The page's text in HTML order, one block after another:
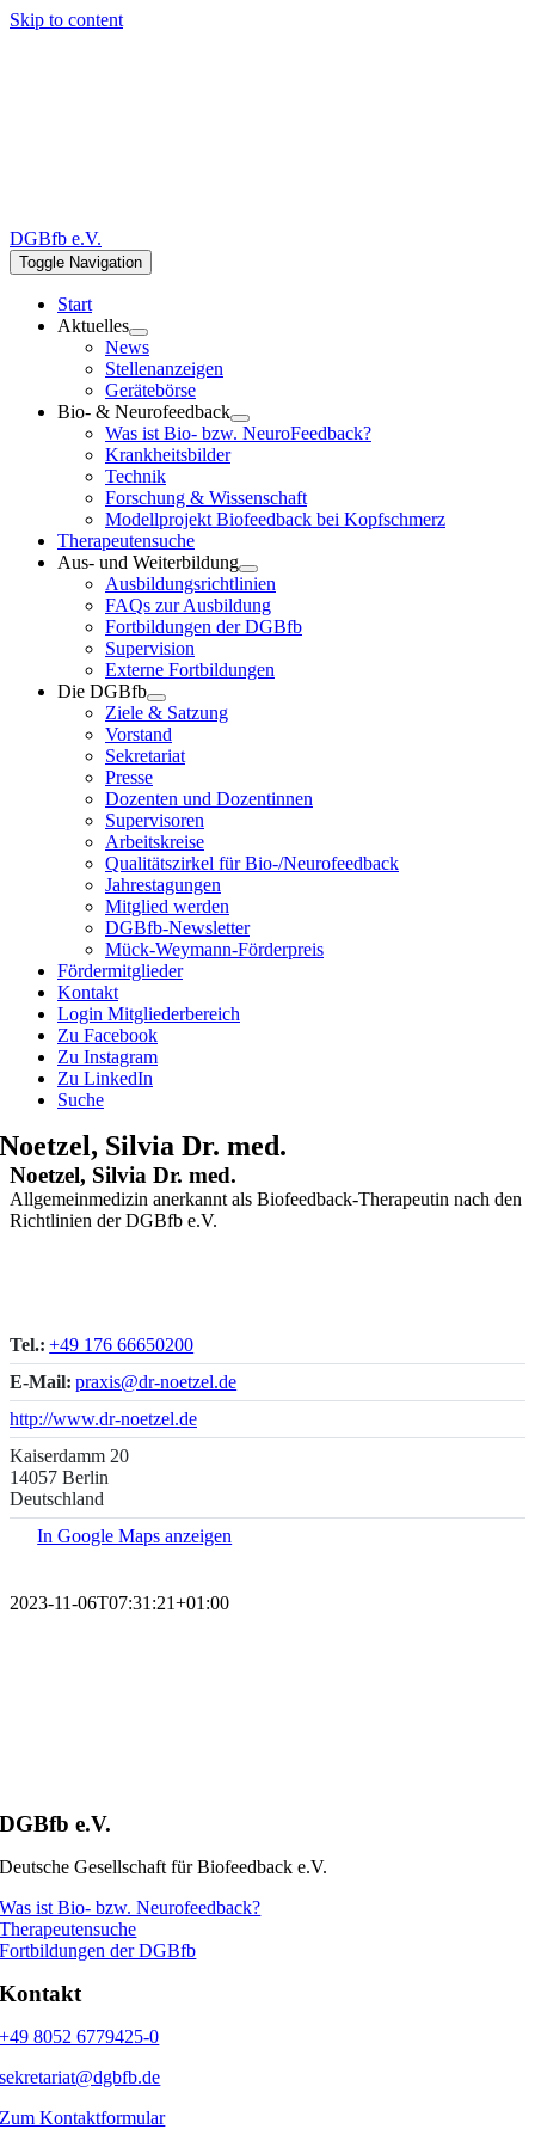
Skip to content
DGBfb e.V.
Toggle Navigation
Start
Aktuelles
News
Stellenanzeigen
Gerätebörse
Bio- & Neurofeedback
Was ist Bio- bzw. NeuroFeedback?
Krankheitsbilder
Technik
Forschung & Wissenschaft
Modellprojekt Biofeedback bei Kopfschmerz
Therapeutensuche
Aus- und Weiterbildung
Ausbildungsrichtlinien
FAQs zur Ausbildung
Fortbildungen der DGBfb
Supervision
Externe Fortbildungen
Die DGBfb
Ziele & Satzung
Vorstand
Sekretariat
Presse
Dozenten und Dozentinnen
Supervisoren
Arbeitskreise
Qualitätszirkel für Bio-/Neurofeedback
Jahrestagungen
Mitglied werden
DGBfb-Newsletter
Mück-Weymann-Förderpreis
Fördermitglieder
Kontakt
Login Mitgliederbereich
Zu Facebook
Zu Instagram
Zu LinkedIn
Suche
Noetzel, Silvia Dr. med.
Noetzel, Silvia Dr. med.
Allgemeinmedizin anerkannt als Biofeedback-Therapeutin nach den
Richtlinien der DGBfb e.V.
Tel.: +49 176 66650200
E-Mail: praxis@dr-noetzel.de
http://www.dr-noetzel.de
Kaiserdamm 20
14057 Berlin
Deutschland
In Google Maps anzeigen
2023-11-06T07:31:21+01:00
DGBfb e.V.
Deutsche Gesellschaft für Biofeedback e.V.
Was ist Bio- bzw. Neurofeedback?
Therapeutensuche
Fortbildungen der DGBfb
Kontakt
+49 8052 6779425-0
sekretariat@dgbfb.de
Zum Kontaktformular